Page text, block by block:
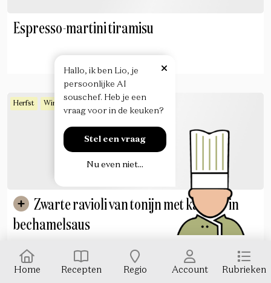
Home Recepten Regio Account Rubrieken
Espresso-martini tiramisu
Herfst Winter Hoofdgerecht
bechamelsaus
Hallo, ik ben Lio, je
persoonlijke AI
souschef. Heb je een
vraag voor in de keuken?
Stel een vraag
Nu even niet...